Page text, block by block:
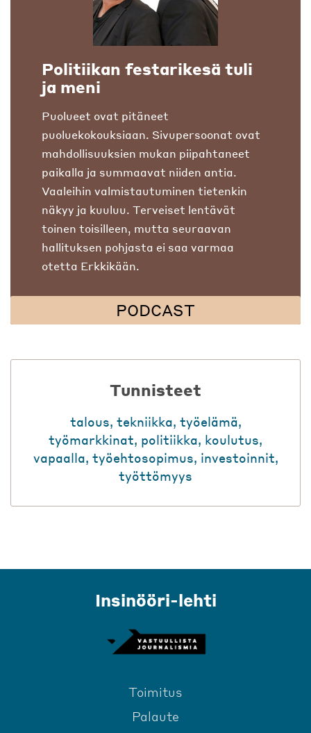
Politiikan festarikesä tuli
ja meni
Puolueet ovat pitäneet
puoluekokouksiaan. Sivupersoonat ovat
mahdollisuuksien mukan piipahtaneet
paikalla ja summaavat niiden antia.
Vaaleihin valmistautuminen tietenkin
näkyy ja kuuluu. Terveiset lentävät
toinen toisilleen, mutta seuraavan
hallituksen pohjasta ei saa varmaa
otetta Erkkikään.
PODCAST
Tunnisteet
talous, tekniikka, työelämä,
työmarkkinat, politiikka, koulutus,
vapaalla, työehtosopimus, investoinnit,
työttömyys
Insinööri-lehti
Toimitus
Palaute